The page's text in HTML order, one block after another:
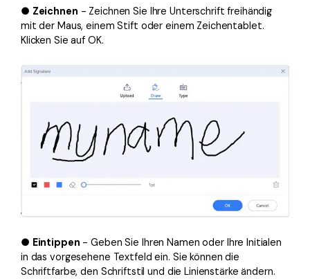
● Zeichnen - Zeichnen Sie Ihre Unterschrift freihändig
mit der Maus, einem Stift oder einem Zeichentablet.
Klicken Sie auf OK.
● Eintippen - Geben Sie Ihren Namen oder Ihre Initialen
in das vorgesehene Textfeld ein. Sie können die
Schriftfarbe, den Schriftstil und die Linienstärke ändern.